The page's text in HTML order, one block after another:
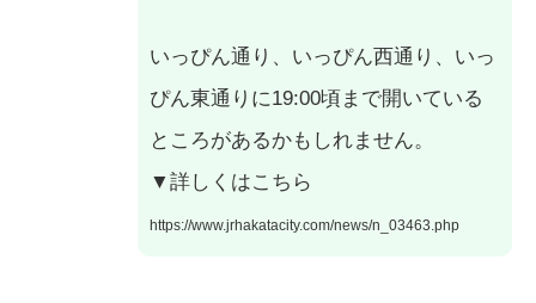
いっぴん通り、いっぴん西通り、いっ
ぴん東通りに19:00頃まで開いている
ところがあるかもしれません。
▼詳しくはこちら
https://www.jrhakatacity.com/news/n_03463.php